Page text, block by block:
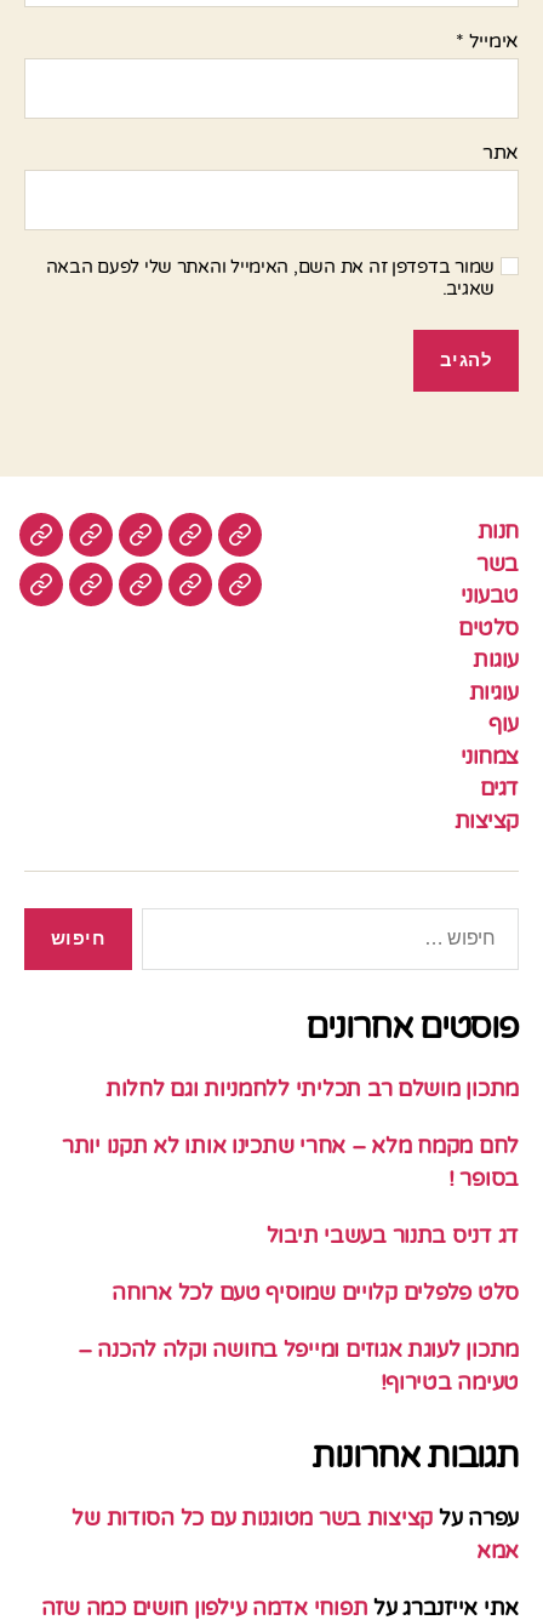
אימייל *
אתר
שמור בדפדפן זה את השם, האימייל והאתר שלי לפעם הבאה
שאגיב.
חנות
בשר
טבעוני
סלטים
עוגות
עוגיות
עוף
צמחוני
דגים
קציצות
חנות בשר טבעוניסלטים
עוגיותעוף צמחונידגים
פוסטים אחרונים
מתכון מושלם רב תכליתי ללחמניות וגם לחלות
לחם מקמח מלא – אחרי שתכינו אותו לא תקנו יותר
בסופר !
דג דניס בתנור בעשבי תיבול
סלט פלפלים קלויים שמוסיף טעם לכל ארוחה
מתכון לעוגת אגוזים ומייפל בחושה וקלה להכנה –
טעימה בטירוף!
תגובות אחרונות
עפרה על קציצות בשר מטוגנות עם כל הסודות של
אמא
אתי אייזנברגעל תפוחי אדמה עילפון חושים כמה שזה